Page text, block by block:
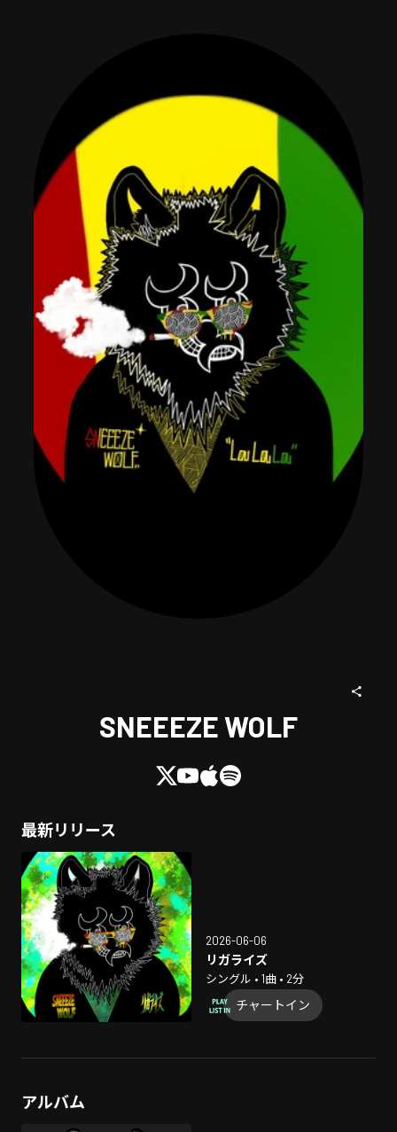
SNEEEZE WOLF
最新リリース
2026-06-06
リガライズ
シングル • 1曲 • 2分
チャートイン
アルバム